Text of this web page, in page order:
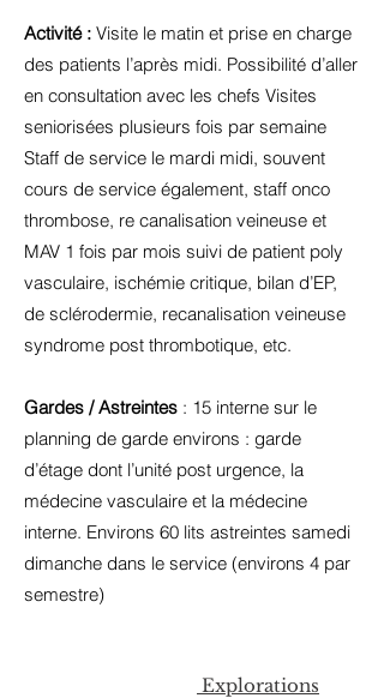
Activité : Visite le matin et prise en charge
des patients l’après midi. Possibilité d’aller
en consultation avec les chefs Visites
seniorisées plusieurs fois par semaine
Staff de service le mardi midi, souvent
cours de service également, staff onco
thrombose, re canalisation veineuse et
MAV 1 fois par mois suivi de patient poly
vasculaire, ischémie critique, bilan d’EP,
de sclérodermie, recanalisation veineuse
syndrome post thrombotique, etc.
Gardes / Astreintes : 15 interne sur le
planning de garde environs : garde
d’étage dont l’unité post urgence, la
médecine vasculaire et la médecine
interne. Environs 60 lits astreintes samedi
dimanche dans le service (environs 4 par
semestre)
Explorations